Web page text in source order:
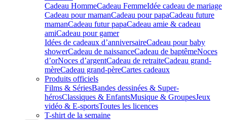
Cadeau HommeCadeau FemmeIdée cadeau de mariage​
Cadeau pour mamanCadeau pour papaCadeau future
mamanCadeau futur papaCadeau amie & cadeau
amiCadeau pour gamer
Idées de cadeaux d’anniversaireCadeau pour baby
showerCadeau de naissanceCadeau de baptêmeNoces
d’orNoces d’argentCadeau de retraiteCadeau grand-
mèreCadeau grand-pèreCartes cadeaux
Produits officiels
Films & SériesBandes dessinées & Super-
hérosClassiques & EnfantsMusique & GroupesJeux
vidéo & E-sportsToutes les licences
T-shirt de la semaine